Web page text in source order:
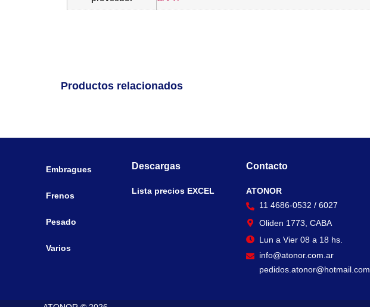
Productos relacionados
Embragues
Frenos
Pesado
Varios
Descargas
Lista precios EXCEL
Contacto
ATONOR
11 4686-0532 / 6027
Oliden 1773, CABA
Lun a Vier 08 a 18 hs.
info@atonor.com.ar
pedidos.atonor@hotmail.com